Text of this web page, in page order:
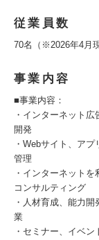
従業員数
70名（※2026年4月現
事業内容
■事業内容：
・インターネット
開発
・Webサイト、ア
管理
・インターネット
コンサルティング
・人材育成、能力
業
・セミナー、イベ